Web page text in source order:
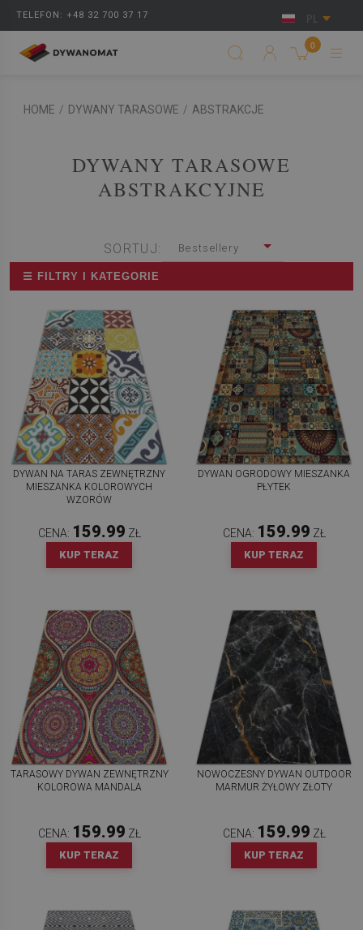
TELEFON: +48 32 700 37 17 PL
0
HOME / DYWANY TARASOWE / ABSTRAKCJE
DYWANY TARASOWE
ABSTRAKCYJNE
SORTUJ: Bestsellery
☰ FILTRY I KATEGORIE
DYWAN NA TARAS ZEWNĘTRZNY
MIESZANKA KOLOROWYCH
WZORÓW
CENA: 159.99 ZŁ
KUP TERAZ
DYWAN OGRODOWY MIESZANKA
PŁYTEK
CENA: 159.99 ZŁ
KUP TERAZ
TARASOWY DYWAN ZEWNĘTRZNY
KOLOROWA MANDALA
CENA: 159.99 ZŁ
KUP TERAZ
NOWOCZESNY DYWAN OUTDOOR
MARMUR ŻYŁOWY ZŁOTY
CENA: 159.99 ZŁ
KUP TERAZ